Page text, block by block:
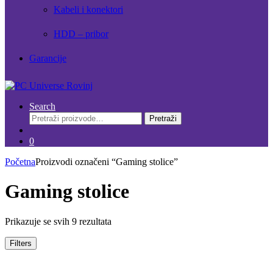
Kabeli i konektori
HDD – pribor
Garancije
Search
Pretraži:
Pretraži
0
PočetnaProizvodi označeni “Gaming stolice”
Gaming stolice
Prikazuje se svih 9 rezultata
Filters